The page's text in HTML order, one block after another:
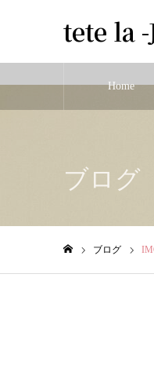
tete la
Home
ブログ
ブログ